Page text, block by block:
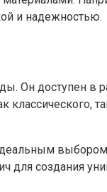
и надежностью.
Он доступен в
для создания